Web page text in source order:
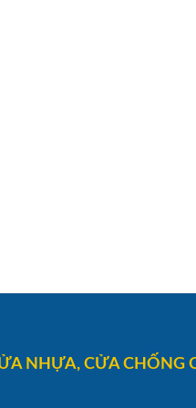
NHỰA, CỬA CHỐNG